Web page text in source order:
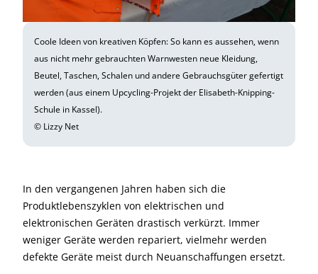
Coole Ideen von kreativen Köpfen: So kann es aussehen, wenn
aus nicht mehr gebrauchten Warnwesten neue Kleidung,
Beutel, Taschen, Schalen und andere Gebrauchsgüter gefertigt
werden (aus einem Upcycling-Projekt der Elisabeth-Knipping-
Schule in Kassel).
© Lizzy Net
In den vergangenen Jahren haben sich die
Produktlebenszyklen von elektrischen und
elektronischen Geräten drastisch verkürzt. Immer
weniger Geräte werden repariert, vielmehr werden
defekte Geräte meist durch Neuanschaffungen ersetzt.